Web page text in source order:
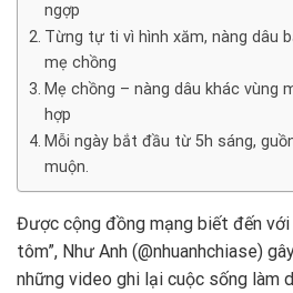
ngợp
Từng tự ti vì hình xăm, nàng dâu
mẹ chồng
Mẹ chồng – nàng dâu khác vùng
hợp
Mỗi ngày bắt đầu từ 5h sáng,
muộn.
Được cộng đồng mạng biết đến với
tôm”, Như Anh (@nhuanhchiase)
những video ghi lại cuộc sống làm